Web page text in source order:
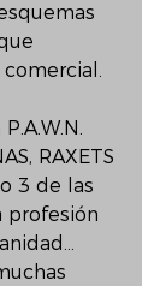
RAXETS
3 de las
profesión